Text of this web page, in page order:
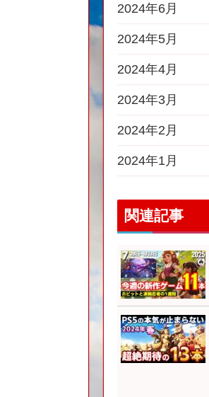
2024年6月
2024年5月
2024年4月
2024年3月
2024年2月
2024年1月
関連記事